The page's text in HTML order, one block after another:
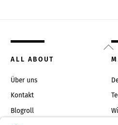
To
ALL ABOUT
Über uns
Kontakt
Blogroll